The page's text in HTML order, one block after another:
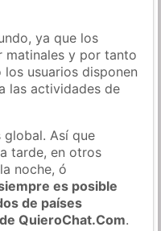
ya que los
matinales y por tanto
usuarios disponen
las actividades de
global. Así que
tarde, en otros
noche, ó
es posible
de países
QuieroChat.Com.